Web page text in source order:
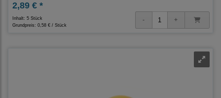
2,89 € *
Inhalt: 5 Stück
Grundpreis: 0,58 € / Stück